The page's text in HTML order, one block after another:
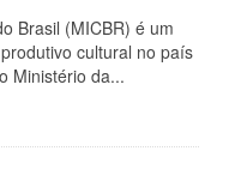
Brasil (MICBR) é um
cultural no país
Ministério da...